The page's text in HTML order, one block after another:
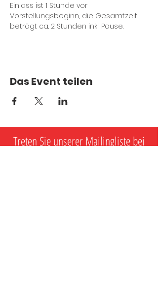
Einlass ist 1 Stunde vor
Vorstellungsbeginn, die Gesamtzeit
beträgt ca. 2 Stunden inkl. Pause.
Das Event teilen
Treten Sie unserer Mailingliste bei